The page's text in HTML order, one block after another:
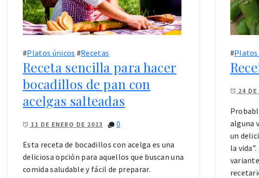
#Platos únicos #Recetas
Receta sencilla para hacer
bocadillos de pan con
acelgas salteadas
11 DE ENERO DE 2023 0
Esta receta de bocadillos con acelga es una
deliciosa opción para aquellos que buscan una
comida saludable y fácil de preparar.
#Platos
24 DE
alguna
un
la